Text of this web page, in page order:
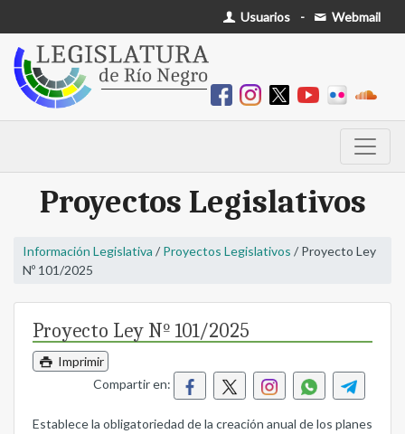
Usuarios - Webmail
Proyectos Legislativos
Información Legislativa / Proyectos Legislativos / Proyecto Ley
Nº 101/2025
Proyecto Ley Nº 101/2025
Imprimir
Compartir en:
Establece la obligatoriedad de la creación anual de los planes